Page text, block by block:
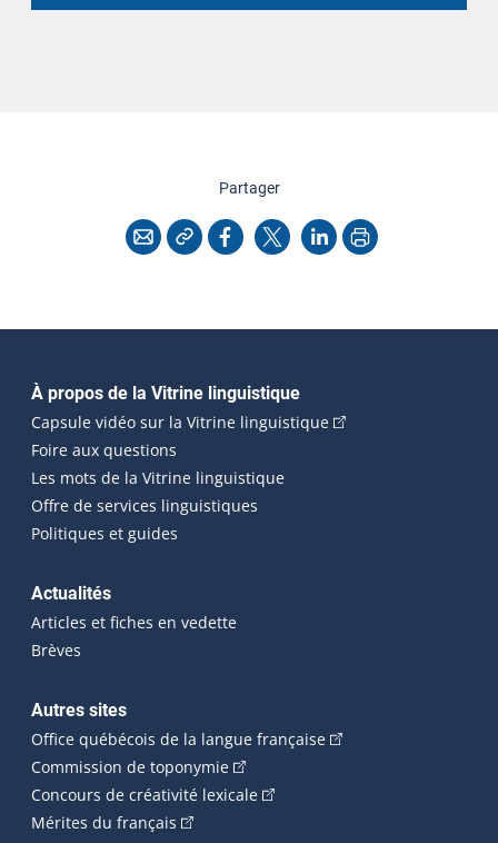
Partagercette page
CourrielCopier l'adresse
Facebook
X LinkedInImprimer
Navigation principale
À propos de la Vitrine linguistique
Capsule vidéo sur la Vitrine linguistique(Cet hyperlien
Foire aux questions
Les mots de la Vitrine linguistique
Offre de services linguistiques
Politiques et guides
Actualités
Articles et fiches en vedette
Brèves
Autres sites
Office québécois de la langue française(Cet hyperlien
Commission de toponymie(Cet hyperlien externe s'ouvrira
Concours de créativité lexicale(Cet hyperlien externe
Mérites du français (Cet hyperlien externe s'ouvrira dans une